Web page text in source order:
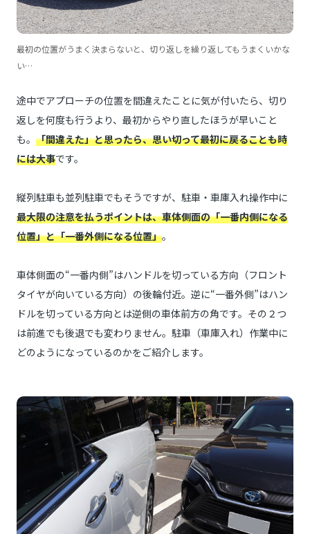
最初の位置がうまく決まらないと、切り返しを繰り返してもうまくいかな
い…
途中でアプローチの位置を間違えたことに気が付いたら、切り
返しを何度も行うより、最初からやり直したほうが早いこと
も。 「間違えた」と思ったら、思い切って最初に戻ることも時
には大事です。
縦列駐車も並列駐車でもそうですが、駐車・車庫入れ操作中に
最大限の注意を払うポイントは、車体側面の「一番内側になる
位置」と「一番外側になる位置」。
車体側面の“一番内側”はハンドルを切っている方向（フロント
タイヤが向いている方向）の後輪付近。逆に“一番外側”はハン
ドルを切っている方向とは逆側の車体前方の角です。その２つ
は前進でも後退でも変わりません。駐車（車庫入れ）作業中に
どのようになっているのかをご紹介します。